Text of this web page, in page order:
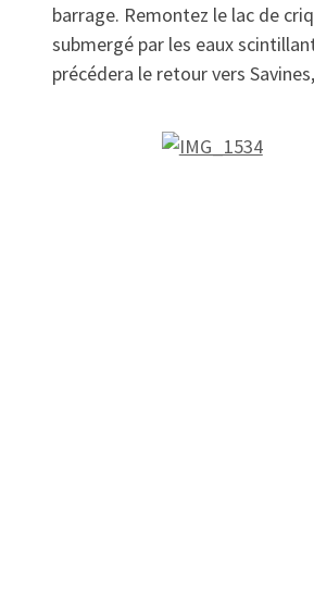
barrage. Remontez le lac de
submergé par les eaux
précédera le retour vers